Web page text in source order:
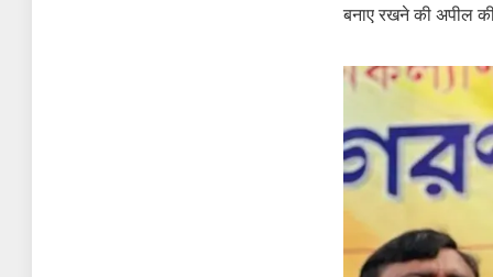
बनाए रखने की अपील